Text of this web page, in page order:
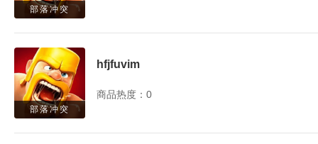
部落冲突
部落冲突
hfjfuvim
商品热度：0